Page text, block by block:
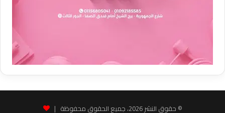
© حقوق النشر 2026، جميع الحقوق محفوظة |